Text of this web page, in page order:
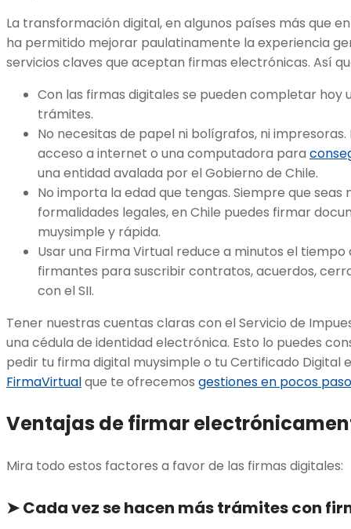
La transformación digital, en algunos países más que
ha permitido mejorar paulatinamente la experiencia
servicios claves que aceptan firmas electrónicas. Así
Con las firmas digitales se pueden completar hoy
trámites.
No necesitas de papel ni bolígrafos, ni
acceso a internet o una computadora para
una entidad avalada por el Gobierno de Chile.
No importa la edad que tengas. Siempre que seas
formalidades legales, en Chile puedes firmar
muysimple y rápida.
Usar una Firma Virtual reduce a minutos el
firmantes para suscribir contratos, acuerdos,
con el SII.
Tener nuestras cuentas claras con el Servicio de
una cédula de identidad electrónica. Esto lo puedes
pedir tu firma digital muysimple o tu Certificado Digital
FirmaVirtualque te ofrecemos gestiones en pocos
Ventajas de firmar
Mira todo estos factores a favor de las firmas digitales:
➤Cada vez se hacen más trámites con